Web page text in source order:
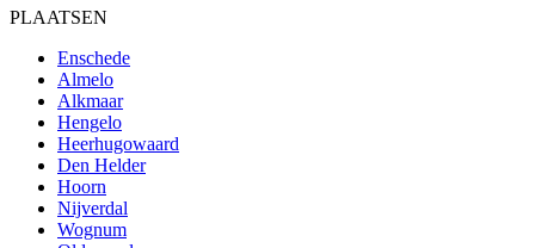
PLAATSEN
Enschede
Almelo
Alkmaar
Hengelo
Heerhugowaard
Den Helder
Hoorn
Nijverdal
Wognum